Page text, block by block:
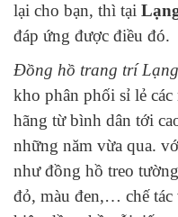
lại cho bạn, thì tại
đáp ứng được điều đó.
Đồng hồ trang trí
kho phân phối sỉ lẻ
hãng từ bình dân tới
những năm vừa qua.
như đồng hồ treo
đỏ, màu đen,… chế tác